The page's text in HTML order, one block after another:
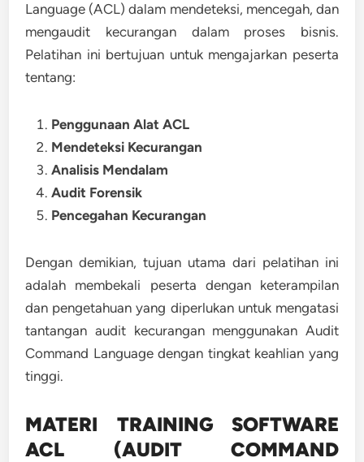
Language (ACL) dalam mendeteksi, mencegah, dan
mengaudit kecurangan dalam proses bisnis.
Pelatihan ini bertujuan untuk mengajarkan peserta
tentang:
Penggunaan Alat ACL
Mendeteksi Kecurangan
Analisis Mendalam
Audit Forensik
Pencegahan Kecurangan
Dengan demikian, tujuan utama dari pelatihan ini
adalah membekali peserta dengan keterampilan
dan pengetahuan yang diperlukan untuk mengatasi
tantangan audit kecurangan menggunakan Audit
Command Language dengan tingkat keahlian yang
tinggi.
MATERI TRAINING SOFTWARE
ACL (AUDIT COMMAND